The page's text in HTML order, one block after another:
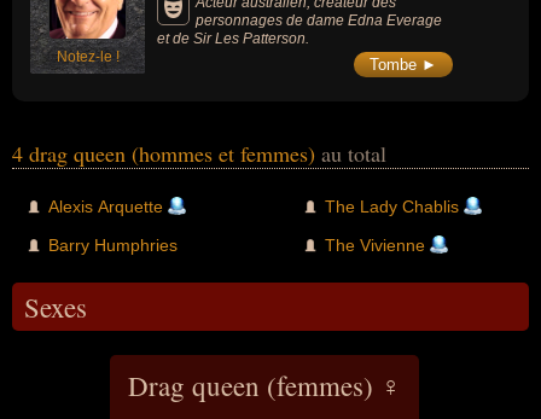
Notez-le !
personnages de dame Edna Everage
et de Sir Les Patterson.
Tombe ►
4 drag queen (hommes et femmes) au total
Alexis Arquette
Barry Humphries
The Lady Chablis
The Vivienne
Sexes
Drag queen (femmes) ♀